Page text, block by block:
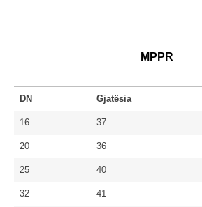
MPPR
DN Gjatësia
16 37
20 36
25 40
32 41